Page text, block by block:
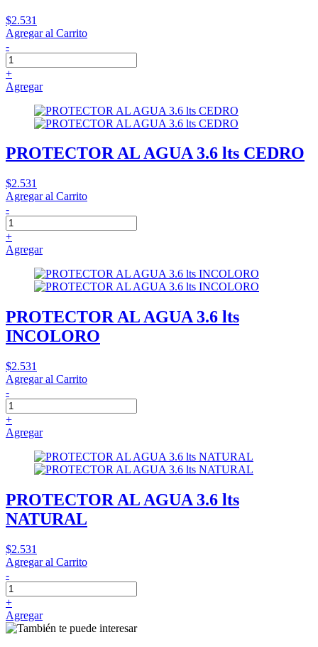
$2.531
Agregar al Carrito
-
+
Agregar
PROTECTOR AL AGUA 3.6 lts CEDRO
$2.531
Agregar al Carrito
-
+
Agregar
PROTECTOR AL AGUA 3.6 lts
INCOLORO
$2.531
Agregar al Carrito
-
+
Agregar
PROTECTOR AL AGUA 3.6 lts
NATURAL
$2.531
Agregar al Carrito
-
+
Agregar